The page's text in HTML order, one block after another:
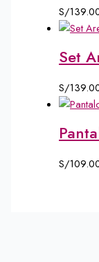
S/
Set
S/
S/